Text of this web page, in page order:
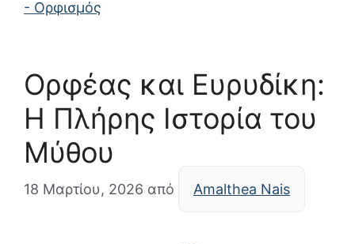
- Ορφισμός
Ορφέας και Ευρυδίκη:
Η Πλήρης Ιστορία του
Μύθου
18 Μαρτίου, 2026 από Amalthea Nais